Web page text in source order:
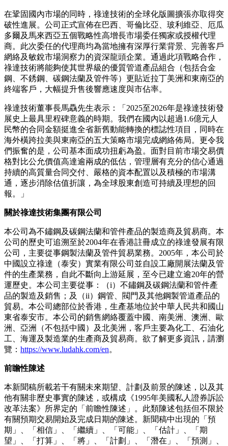
在鞏固國內市場的同時，祿達技術的全球化版圖擴張亦取得突
破性進展。公司正式宣佈在巴西、哥倫比亞、玻利維亞、厄瓜
多爾及馬來西亞五個戰略性高增長市場委任獨家或授權代理
商。此次委任的代理商均為當地擁有深厚行業背景、完善客戶
網絡及敏銳市場洞察力的資深龍頭企業。通過此項戰略合作，
祿達技術將能夠使其世界級的優質管道產品組合（包括合金
鋼、不銹鋼、碳鋼法蘭及管件等）更貼近拉丁美洲和東南亞的
終端客戶，大幅提升售後響應速度與市佔率。
祿達技術董事長馬驫先生表示：「2025至2026年是祿達技術發
展史上最具里程碑意義的時期。我們在國內以超過1.6億元人
民幣的合同金額挺進全省新舊動能轉換的標誌性項目，同時在
海外橫跨拉美與東南亞的五大策略市場完成網絡佈局。更令我
們振奮的是，公司基本面成功扭虧為盈。面對目前市場交易價
格對比公允價值高達逾兩成的低估，管理層有充分的信心通過
持續的高質量合同交付、嚴格的資本配置以及積極的市場溝
通，逐步消除估值折讓，為全球股東創造可持續及理想的回
報。」
關於祿達技術集團有限公司
本公司為不鏽鋼及碳鋼法蘭和管件產品的製造商及貿易商。本
公司的歷史可追溯至於2004年在香港註冊成立的祿達發展有限
公司，主要從事鋼製法蘭及管件貿易業務。2005年，本公司於
中國設立祿達（泰安）實業有限公司並自設工廠開展法蘭及管
件的生產業務，自此不斷向上游延展，至今已建立逾20年的營
運歷史。本公司主要從事：（i）不鏽鋼及碳鋼法蘭和管件產
品的製造及銷售；及（ii）鋼管、閥門及其他鋼製管道產品的
貿易。本公司總部位於香港，生產基地位於中華人民共和國山
東省泰安市。本公司的銷售網絡覆蓋中國、南美洲、澳洲、歐
洲、亞洲（不包括中國）及北美洲，客戶主要為化工、石油化
工、海運及製造業的生產商及貿易商。欲了解更多資訊，請瀏
覽： https://www.ludahk.com/en。
前瞻性陳述
本新聞稿所載若干有關未來期望、計劃及前景的陳述，以及其
他有關非歷史事實的陳述，或構成《1995年美國私人證券訴訟
改革法案》所界定的「前瞻性陳述」。此類陳述包括但不限於
有關預期交易開始及完成日期的陳述。新聞稿中出現的「預
期」、「相信」、「繼續」、「可能」、「估計」、「期
望」、「打算」、「將」、「計劃」、「潛在」、「預測」、